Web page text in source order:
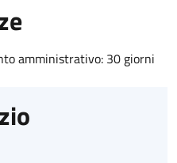
amministrativo: 30 giorni